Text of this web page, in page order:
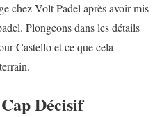
chez Volt Padel après avoir mis
Plongeons dans les détails
Castello et ce que cela
Décisif